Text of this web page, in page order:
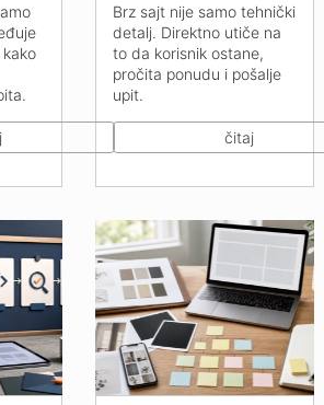
Brz sajt nije samo tehnički
detalj. Direktno utiče na
to da korisnik ostane,
pročita ponudu i pošalje
upit.
čitaj